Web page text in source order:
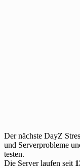
Der nächste DayZ
und Serverprobleme
testen.
Die Server laufen seit